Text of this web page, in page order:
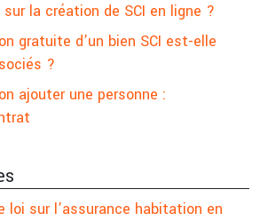
la création de SCI en ligne ?
gratuite d’un bien SCI est-elle
?
ajouter une personne :
loi sur l’assurance habitation en